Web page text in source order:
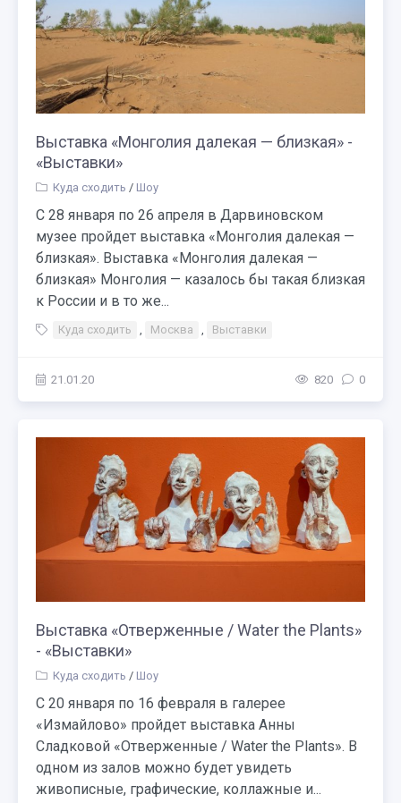
Выставка «Монголия далекая — близкая» -
«Выставки»
Куда сходить / Шоу
С 28 января по 26 апреля в Дарвиновском
музее пройдет выставка «Монголия далекая —
близкая». Выставка «Монголия далекая —
близкая» Монголия — казалось бы такая близкая
к России и в то же...
Куда сходить , Москва , Выставки
21.01.20 820 0
Выставка «Отверженные / Water the Plants»
- «Выставки»
Куда сходить / Шоу
С 20 января по 16 февраля в галерее
«Измайлово» пройдет выставка Анны
Сладковой «Отверженные / Water the Plants». В
одном из залов можно будет увидеть
живописные, графические, коллажные и...